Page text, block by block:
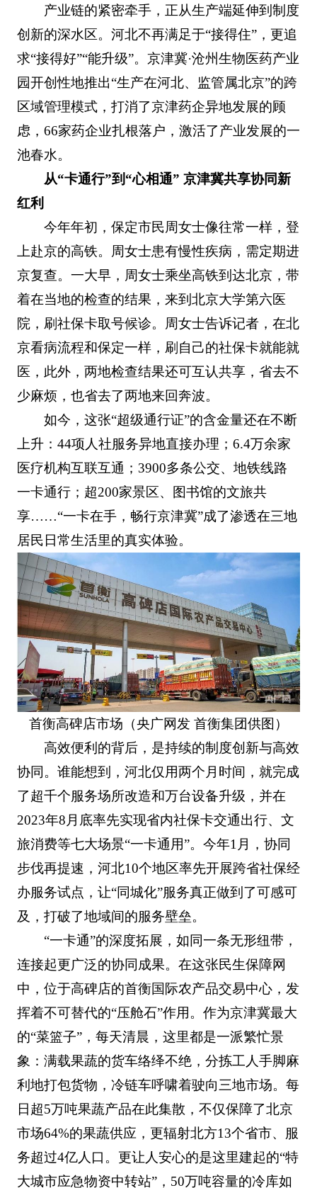
产业链的紧密牵手，正从生产端延伸到制度
创新的深水区。河北不再满足于“接得住”，更追
求“接得好”“能升级”。京津冀·沧州生物医药产业
园开创性地推出“生产在河北、监管属北京”的跨
区域管理模式，打消了京津药企异地发展的顾
虑，66家药企业扎根落户，激活了产业发展的一
池春水。
从“卡通行”到“心相通” 京津冀共享协同新
红利
今年年初，保定市民周女士像往常一样，登
上赴京的高铁。周女士患有慢性疾病，需定期进
京复查。一大早，周女士乘坐高铁到达北京，带
着在当地的检查的结果，来到北京大学第六医
院，刷社保卡取号候诊。周女士告诉记者，在北
京看病流程和保定一样，刷自己的社保卡就能就
医，此外，两地检查结果还可互认共享，省去不
少麻烦，也省去了两地来回奔波。
如今，这张“超级通行证”的含金量还在不断
上升：44项人社服务异地直接办理；6.4万余家
医疗机构互联互通；3900多条公交、地铁线路
一卡通行；超200家景区、图书馆的文旅共
享……“一卡在手，畅行京津冀”成了渗透在三地
居民日常生活里的真实体验。
首衡高碑店市场（央广网发 首衡集团供图）
高效便利的背后，是持续的制度创新与高效
协同。谁能想到，河北仅用两个月时间，就完成
了超千个服务场所改造和万台设备升级，并在
2023年8月底率先实现省内社保卡交通出行、文
旅消费等七大场景“一卡通用”。今年1月，协同
步伐再提速，河北10个地区率先开展跨省社保经
办服务试点，让“同城化”服务真正做到了可感可
及，打破了地域间的服务壁垒。
“一卡通”的深度拓展，如同一条无形纽带，
连接起更广泛的协同成果。在这张民生保障网
中，位于高碑店的首衡国际农产品交易中心，发
挥着不可替代的“压舱石”作用。作为京津冀最大
的“菜篮子”，每天清晨，这里都是一派繁忙景
象：满载果蔬的货车络绎不绝，分拣工人手脚麻
利地打包货物，冷链车呼啸着驶向三地市场。每
日超5万吨果蔬产品在此集散，不仅保障了北京
市场64%的果蔬供应，更辐射北方13个省市、服
务超过4亿人口。更让人安心的是这里建起的“特
大城市应急物资中转站”，50万吨容量的冷库如